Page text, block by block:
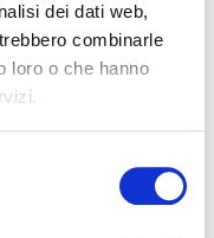
dei dati web,
combinarle
loro o che hanno
SICUREZZA